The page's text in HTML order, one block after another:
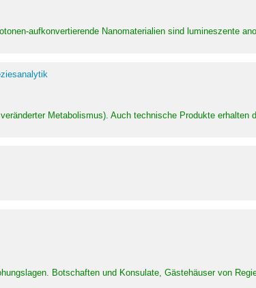
aufkonvertierende Nanomaterialien sind lumineszente
Metabolismus). Auch technische Produkte erhalten
Botschaften und Konsulate, Gästehäuser von